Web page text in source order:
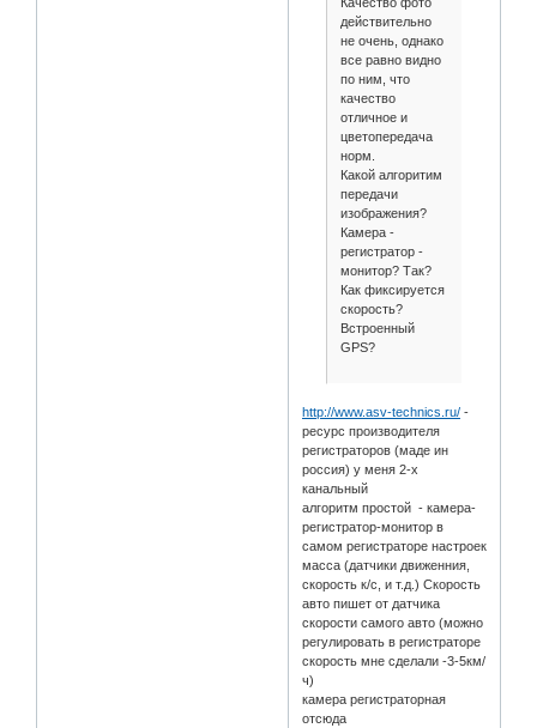
действительно
не очень, однако
все равно видно
по ним, что
качество
отличное и
цветопередача
норм.
Какой алгоритим
передачи
изображения?
Камера -
регистратор -
монитор? Так?
Как фиксируется
скорость?
Встроенный
GPS?
http://www.asv-technics.ru/ -
ресурс производителя
регистраторов (маде ин
россия) у меня 2-х
канальный
алгоритм простой - камера-
регистратор-монитор в
самом регистраторе настроек
масса (датчики движенния,
скорость к/с, и т.д.) Скорость
авто пишет от датчика
скорости самого авто (можно
регулировать в регистраторе
скорость мне сделали -3-5км/
ч)
камера регистраторная
отсюда